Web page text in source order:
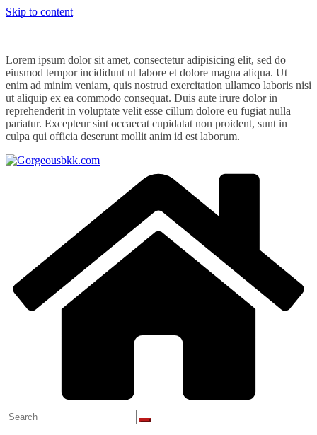
Skip to content
Lorem ipsum dolor sit amet, consectetur adipisicing elit, sed do
eiusmod tempor incididunt ut labore et dolore magna aliqua. Ut
enim ad minim veniam, quis nostrud exercitation ullamco laboris nisi
ut aliquip ex ea commodo consequat. Duis aute irure dolor in
reprehenderit in voluptate velit esse cillum dolore eu fugiat nulla
pariatur. Excepteur sint occaecat cupidatat non proident, sunt in
culpa qui officia deserunt mollit anim id est laborum.